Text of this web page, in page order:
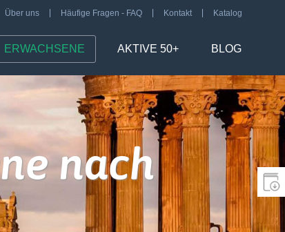
Über uns Häufige Fragen - FAQ Kontakt Katalog
ERWACHSENE AKTIVE 50+ BLOG
nach